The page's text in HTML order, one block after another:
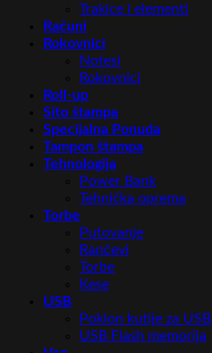
Trakice i elementi
Računi
Rokovnici
Notesi
Rokovnici
Roll-up
Sito štampa
Specijalna Ponuda
Tampon štampa
Tehnologija
Power Bank
Tehnička oprema
Torbe
Putovanje
Rančevi
Torbe
Kese
USB
Poklon kutije za USB
USB Flash memorija